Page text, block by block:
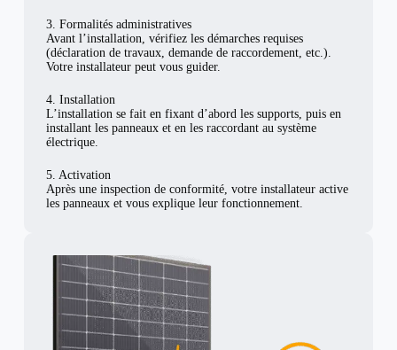
3. Formalités administratives
Avant l’installation, vérifiez les démarches requises
(déclaration de travaux, demande de raccordement, etc.).
Votre installateur peut vous guider.
4. Installation
L’installation se fait en fixant d’abord les supports, puis en
installant les panneaux et en les raccordant au système
électrique.
5. Activation
Après une inspection de conformité, votre installateur active
les panneaux et vous explique leur fonctionnement.